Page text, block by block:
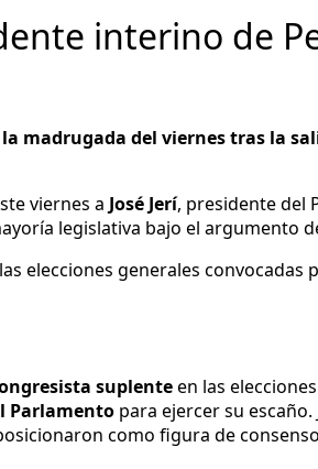
interino de
madrugada del viernes tras la
viernes a José Jerí, presidente del
legislativa bajo el argumento
elecciones generales convocadas
suplenteen las
Parlamento para ejercer su
como figura de